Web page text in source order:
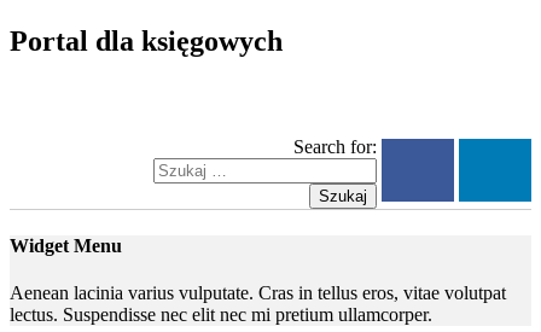
Portal dla księgowych
Search for:
Szukaj
Widget Menu
Aenean lacinia varius vulputate. Cras in tellus eros, vitae volutpat
lectus. Suspendisse nec elit nec mi pretium ullamcorper.